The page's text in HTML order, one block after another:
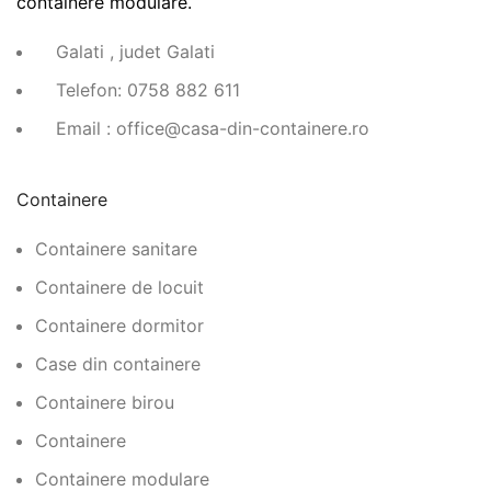
Galati , judet Galati
Telefon: 0758 882 611
Email : office@casa-din-containere.ro
Containere
Containere sanitare
Containere de locuit
Containere dormitor
Case din containere
Containere birou
Containere
Containere modulare